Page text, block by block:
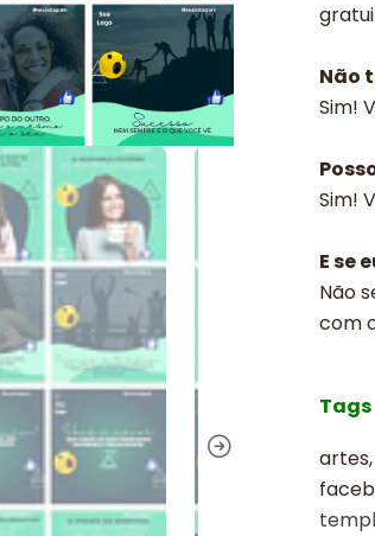
Não
Sim!
Sim!
E se
Não
com
Tags